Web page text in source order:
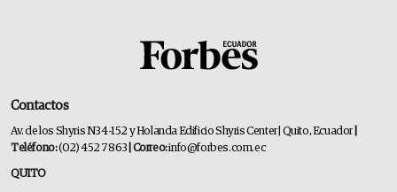
Contactos
Av. de los Shyris N34-152 y Holanda Edificio Shyris Center | Quito, Ecuador
Teléfono:(02) 452 7863 | Correo:info@forbes.com.ec
QUITO